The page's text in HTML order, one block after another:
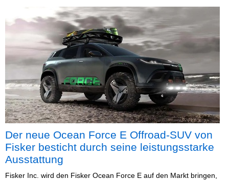
Der neue Ocean Force E Offroad-SUV von
Fisker besticht durch seine leistungsstarke
Ausstattung
Fisker Inc. wird den Fisker Ocean Force E auf den Markt bringen,